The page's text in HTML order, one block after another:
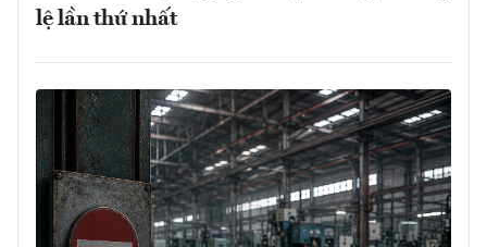
lệ lần thứ nhất